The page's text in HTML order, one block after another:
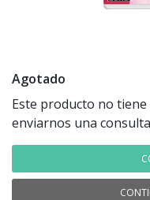
Agotado
Este producto no
enviarnos una